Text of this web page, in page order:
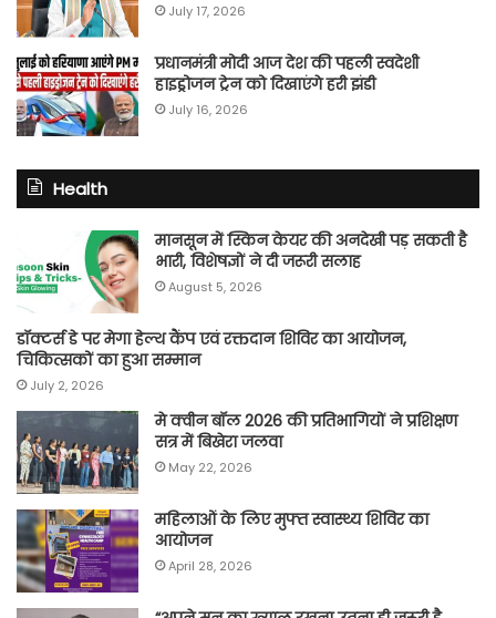
July 17, 2026
प्रधानमंत्री मोदी आज देश की पहली स्वदेशी
हाइड्रोजन ट्रेन को दिखाएंगे हरी झंडी
July 16, 2026
Health
मानसून में स्किन केयर की अनदेखी पड़ सकती है
भारी, विशेषज्ञों ने दी जरूरी सलाह
August 5, 2026
डॉक्टर्स डे पर मेगा हेल्थ कैंप एवं रक्तदान शिविर का आयोजन,
चिकित्सकों का हुआ सम्मान
July 2, 2026
मे क्वीन बॉल 2026 की प्रतिभागियों ने प्रशिक्षण
सत्र में बिखेरा जलवा
May 22, 2026
महिलाओं के लिए मुफ्त स्वास्थ्य शिविर का
आयोजन
April 28, 2026